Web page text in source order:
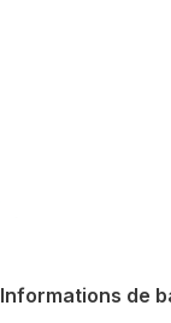
Informations de